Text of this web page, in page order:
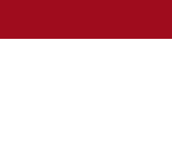
Perú